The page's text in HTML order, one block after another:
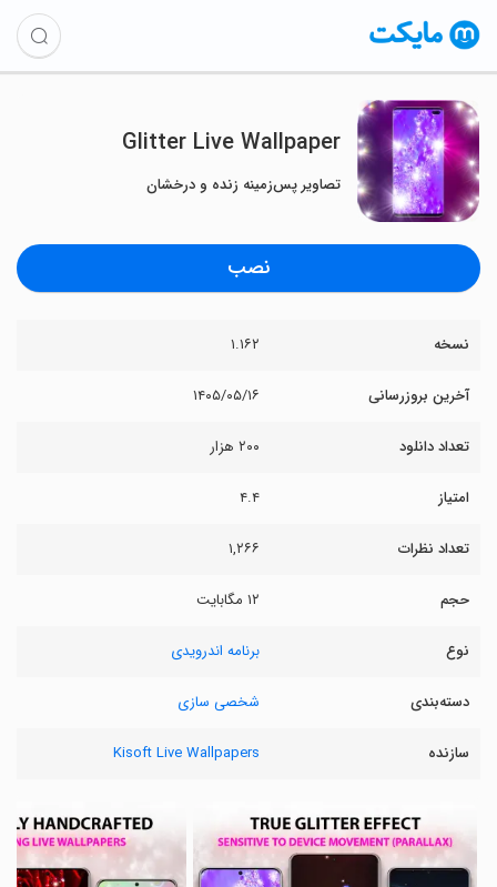
Glitter Live Wallpaper
تصاویر پس‌زمینه زنده و درخشان
نصب
نسخه ۱.۱۶۲
آخرین بروزرسانی ۱۴۰۵/۰۵/۱۶
تعداد دانلود ۲۰۰ هزار
امتیاز ۴.۴
تعداد نظرات ۱,۲۶۶
حجم ۱۲ مگابایت
نوع برنامه اندرویدی
دسته‌بندی شخصی سازی
سازنده Kisoft Live Wallpapers